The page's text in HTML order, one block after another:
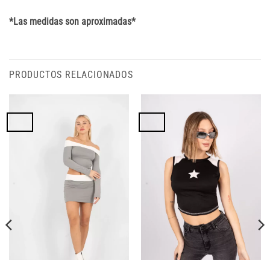
*Las medidas son aproximadas*
PRODUCTOS RELACIONADOS